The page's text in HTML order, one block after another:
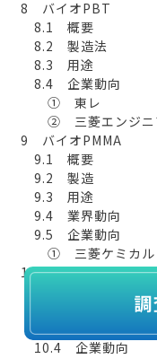
8 バイオPBT
8.1 概要
8.2 製造法
8.3 用途
8.4 企業動向
① 東レ
② 三菱エンジニア
9 バイオPMMA
9.1 概要
9.2 製造
9.3 用途
9.4 業界動向
9.5 企業動向
① 三菱ケミカル
10 酢酸セルロース
10.3 用途
10.4 企業動向